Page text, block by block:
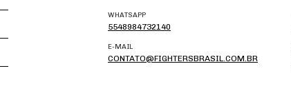
WHATSAPP
5548984732140
E-MAIL
CONTATO@FIGHTERSBRASIL.COM.BR